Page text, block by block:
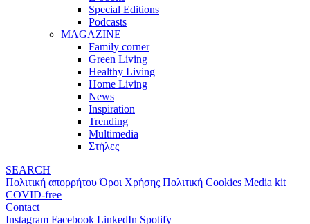
Special Editions
Podcasts
MAGAZINE
Family corner
Green Living
Healthy Living
Home Living
News
Inspiration
Trending
Multimedia
Στήλες
SEARCH
Πολιτική απορρήτου Όροι Χρήσης Πολιτική Cookies Media kit
COVID-free
Contact
Instagram Facebook LinkedIn Spotify